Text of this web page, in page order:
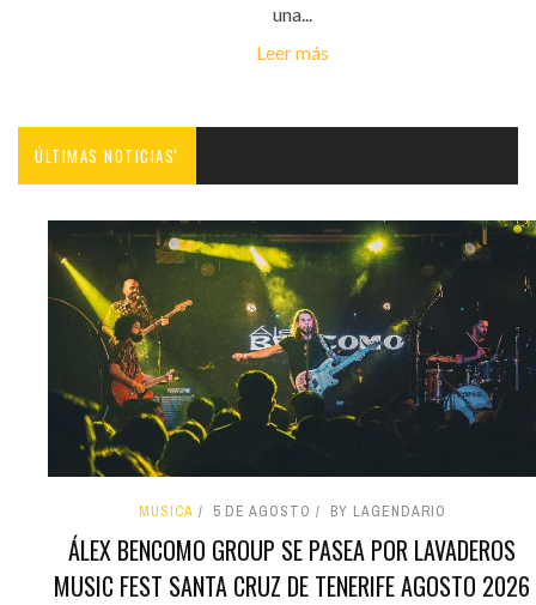
una...
Leer más
ÚLTIMAS NOTICIAS'
MÚSICA 5 DE AGOSTO BY LAGENDARIO
ÁLEX BENCOMO GROUP SE PASEA POR LAVADEROS
MUSIC FEST SANTA CRUZ DE TENERIFE AGOSTO 2026